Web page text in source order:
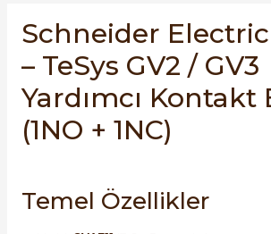
Kesiciler
SIMATIC TIA
SIMATIC
Schneider Electric
– TeSys GV2 / GV3
Yardımcı Kontakt
(1NO + 1NC)
Temel Özellikler